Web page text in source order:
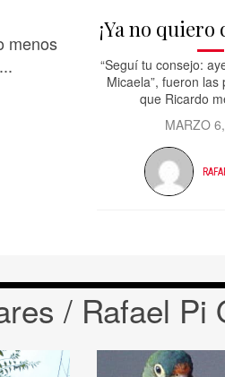
menos
¡Ya no quiero
“Seguí tu consejo:
Micaela”, fueron
que Ricardo
MARZO
/ Rafael Pi